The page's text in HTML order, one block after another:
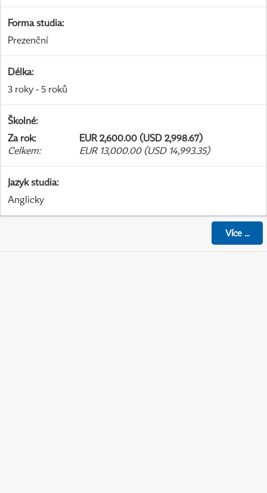
Forma studia:
Prezenční
Délka:
3 roky - 5 roků
Školné:
Za rok:
EUR 2,600.00 (USD 2,998.67)
Celkem: EUR 13,000.00 (USD 14,993.35)
Jazyk studia:
Anglicky
Více...